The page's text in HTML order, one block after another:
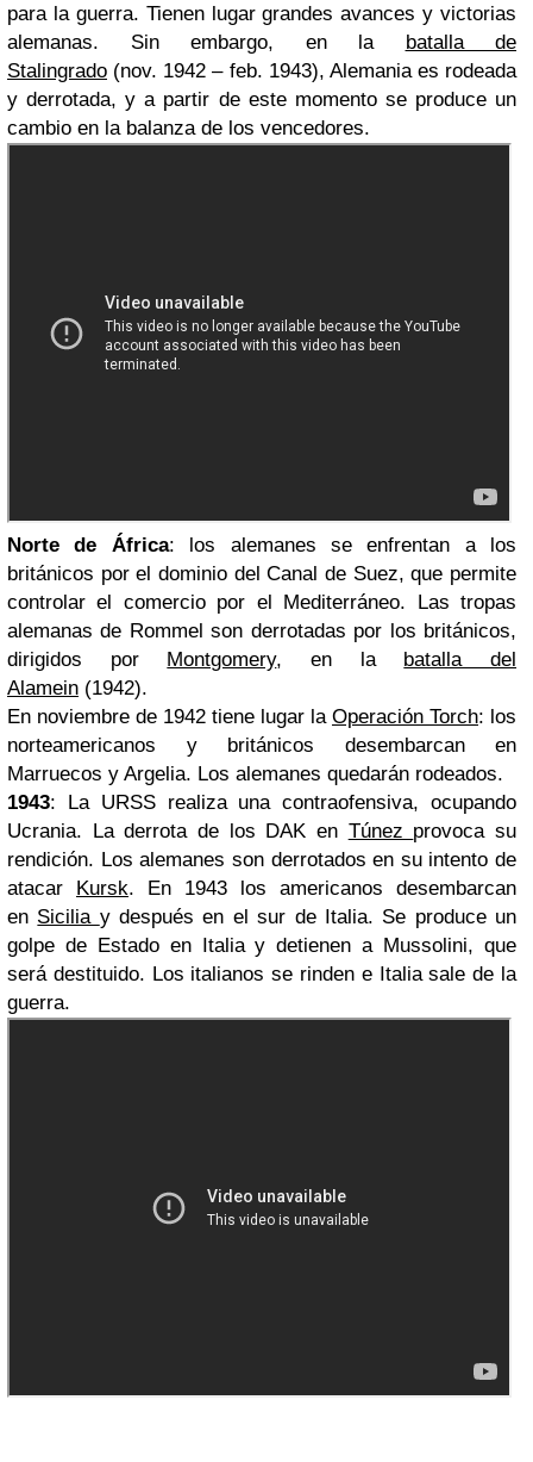
para la guerra. Tienen lugar grandes avances y victorias
alemanas. Sin embargo, en la batalla de
Stalingrado (nov. 1942 – feb. 1943), Alemania es rodeada
y derrotada, y a partir de este momento se produce un
cambio en la balanza de los vencedores.
Norte de África: los alemanes se enfrentan a los
británicos por el dominio del Canal de Suez, que permite
controlar el comercio por el Mediterráneo. Las tropas
alemanas de Rommel son derrotadas por los británicos,
dirigidos por Montgomery, en la batalla del
Alamein (1942).
En noviembre de 1942 tiene lugar la Operación Torch: los
norteamericanos y británicos desembarcan en
Marruecos y Argelia. Los alemanes quedarán rodeados.
1943: La URSS realiza una contraofensiva, ocupando
Ucrania. La derrota de los DAK en Túnez provoca su
rendición. Los alemanes son derrotados en su intento de
atacar Kursk. En 1943 los americanos desembarcan
en Sicilia y después en el sur de Italia. Se produce un
golpe de Estado en Italia y detienen a Mussolini, que
será destituido. Los italianos se rinden e Italia sale de la
guerra.